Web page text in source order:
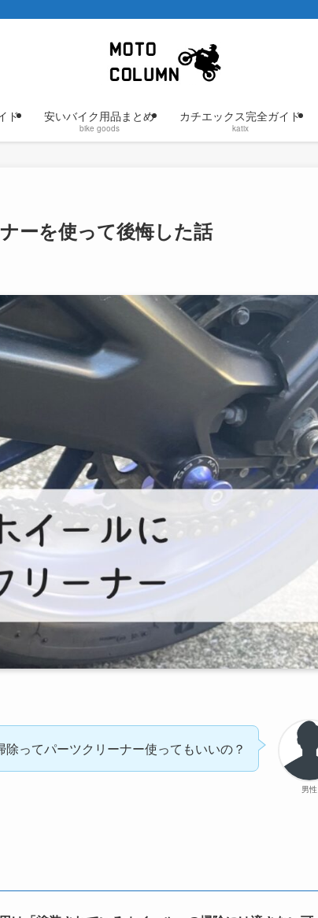
ド 安いバイク用品まとめ
bike goods
カチエックス完全ガイド
katix
ーを使って後悔した話
男性
ってパーツクリーナー使ってもいいの？